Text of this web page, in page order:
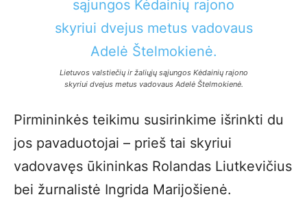
Lietuvos valstiečių ir žaliųjų sąjungos Kėdainių rajono
skyriui dvejus metus vadovaus Adelė Štelmokienė.
Pirmininkės teikimu susirinkime išrinkti du
jos pavaduotojai – prieš tai skyriui
vadovavęs ūkininkas Rolandas Liutkevičius
bei žurnalistė Ingrida Marijošienė.